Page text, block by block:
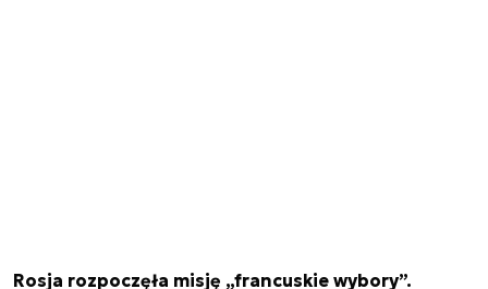
Rosja rozpoczęła misję „francuskie wybory”.